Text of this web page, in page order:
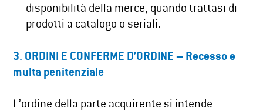
disponibilità della merce, quando trattasi di
prodotti a catalogo o seriali.
3. ORDINI E CONFERME D’ORDINE – Recesso e
multa penitenziale
L’ordine della parte acquirente si intende